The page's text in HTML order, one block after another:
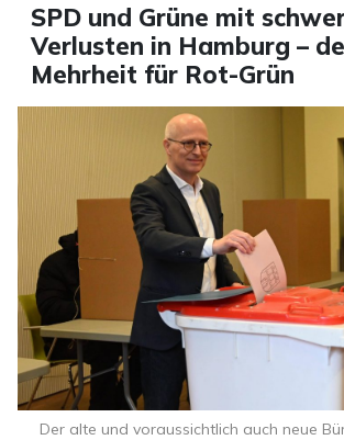
SPD und Grüne mit
Verlusten in Hamburg –
Mehrheit für Rot-Grün
Der alte und voraussichtlich auch neue